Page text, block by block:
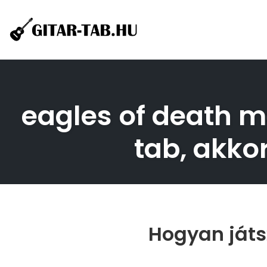
eagles of death
tab,
Hogyan